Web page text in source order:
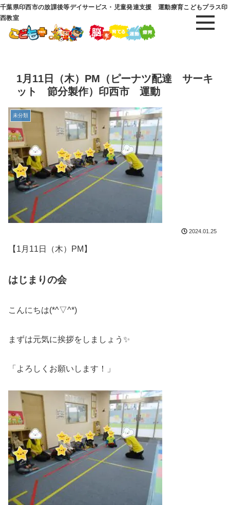
千葉県印西市の放課後等デイサービス・児童発達支援 運動療育こどもプラス印
西教室
1月11日（木）PM（ピーナツ配達 サーキ
ット 節分製作）印西市 運動
未分類
2024.01.25
【1月11日（木）PM】
はじまりの会
こんにちは(*^▽^*)
まずは元気に挨拶をしましょう✨
「よろしくお願いします！」